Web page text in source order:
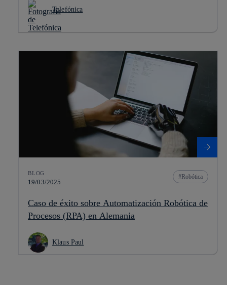
Telefónica
BLOG
19/03/2025
Robótica
Caso de éxito sobre Automatización Robótica de
Procesos (RPA) en Alemania
Klaus Paul